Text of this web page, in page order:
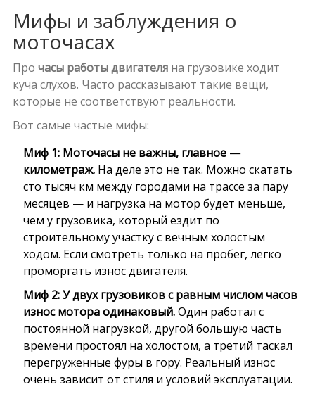
Мифы и заблуждения о
моточасах
Про часы работы двигателяна грузовике ходит
куча слухов. Часто рассказывают такие вещи,
которые не соответствуют реальности.
Вот самые частые мифы:
Миф 1: Моточасы не важны, главное —
километраж.На деле это не так. Можно скатать
сто тысяч км между городами на трассе за пару
месяцев — и нагрузка на мотор будет меньше,
чем у грузовика, который ездит по
строительному участку с вечным холостым
ходом. Если смотреть только на пробег, легко
проморгать износ двигателя.
Миф 2: У двух грузовиков с равным числом часов
износ мотора одинаковый.Один работал с
постоянной нагрузкой, другой большую часть
времени простоял на холостом, а третий таскал
перегруженные фуры в гору. Реальный износ
очень зависит от стиля и условий эксплуатации.